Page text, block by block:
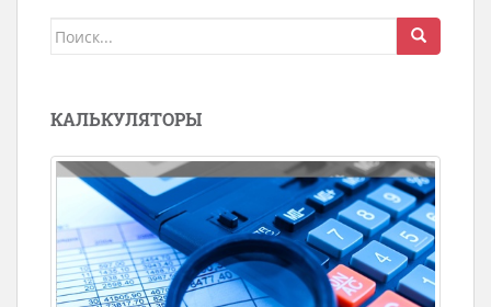
Поиск
КАЛЬКУЛЯТОРЫ